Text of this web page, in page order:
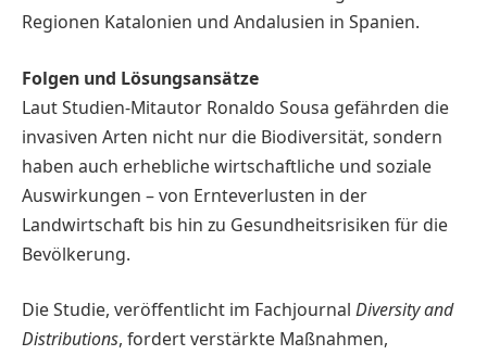
Regionen Katalonien und Andalusien in Spanien.
Folgen und Lösungsansätze
Laut Studien-Mitautor Ronaldo Sousa gefährden die
invasiven Arten nicht nur die Biodiversität, sondern
haben auch erhebliche wirtschaftliche und soziale
Auswirkungen – von Ernteverlusten in der
Landwirtschaft bis hin zu Gesundheitsrisiken für die
Bevölkerung.
Die Studie, veröffentlicht im Fachjournal Diversity and
Distributions, fordert verstärkte Maßnahmen,